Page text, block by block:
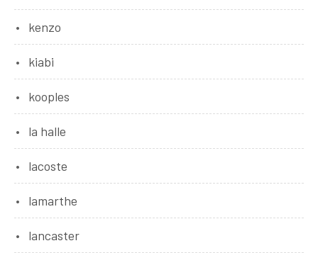
kenzo
kiabi
kooples
la halle
lacoste
lamarthe
lancaster